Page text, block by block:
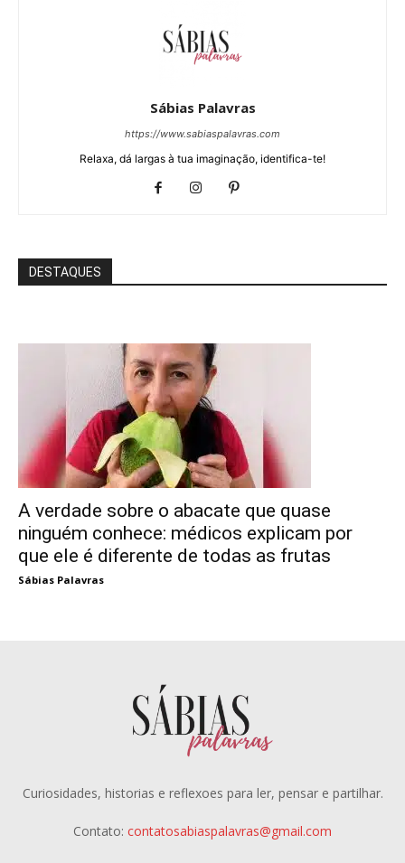
Sábias Palavras
https://www.sabiaspalavras.com
Relaxa, dá largas à tua imaginação, identifica-te!
DESTAQUES
A verdade sobre o abacate que quase
ninguém conhece: médicos explicam por
que ele é diferente de todas as frutas
Sábias Palavras
Curiosidades, historias e reflexoes para ler, pensar e partilhar.
Contato: contatosabiaspalavras@gmail.com